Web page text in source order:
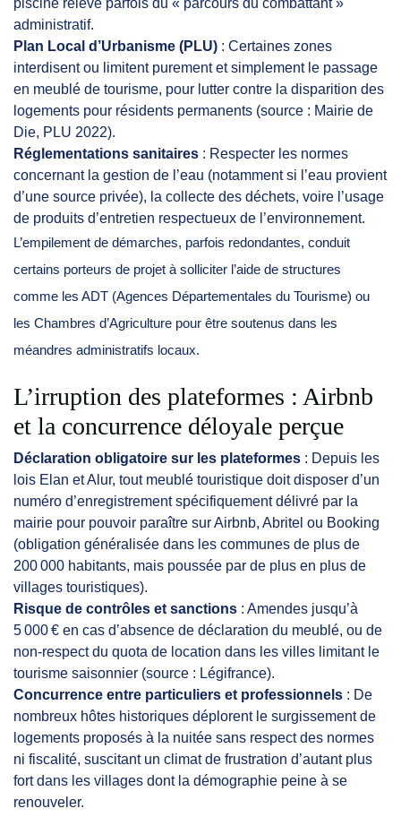
piscine relève parfois du « parcours du combattant »
administratif.
Plan Local d’Urbanisme (PLU) : Certaines zones
interdisent ou limitent purement et simplement le passage
en meublé de tourisme, pour lutter contre la disparition des
logements pour résidents permanents (source : Mairie de
Die, PLU 2022).
Réglementations sanitaires : Respecter les normes
concernant la gestion de l’eau (notamment si l’eau provient
d’une source privée), la collecte des déchets, voire l’usage
de produits d’entretien respectueux de l’environnement.
L’empilement de démarches, parfois redondantes, conduit
certains porteurs de projet à solliciter l’aide de structures
comme les ADT (Agences Départementales du Tourisme) ou
les Chambres d’Agriculture pour être soutenus dans les
méandres administratifs locaux.
L’irruption des plateformes : Airbnb
et la concurrence déloyale perçue
Déclaration obligatoire sur les plateformes : Depuis les
lois Elan et Alur, tout meublé touristique doit disposer d’un
numéro d’enregistrement spécifiquement délivré par la
mairie pour pouvoir paraître sur Airbnb, Abritel ou Booking
(obligation généralisée dans les communes de plus de
200 000 habitants, mais poussée par de plus en plus de
villages touristiques).
Risque de contrôles et sanctions : Amendes jusqu’à
5 000 € en cas d’absence de déclaration du meublé, ou de
non-respect du quota de location dans les villes limitant le
tourisme saisonnier (source : Légifrance).
Concurrence entre particuliers et professionnels : De
nombreux hôtes historiques déplorent le surgissement de
logements proposés à la nuitée sans respect des normes
ni fiscalité, suscitant un climat de frustration d’autant plus
fort dans les villages dont la démographie peine à se
renouveler.